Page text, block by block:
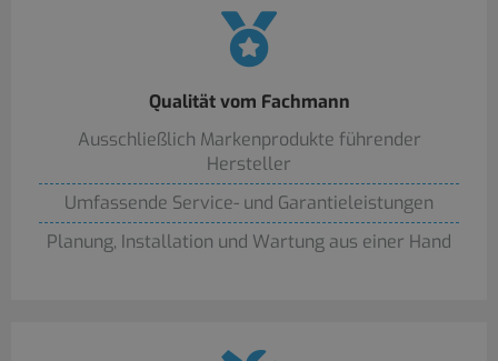
Qualität vom Fachmann
Ausschließlich Markenprodukte führender
Hersteller
Umfassende Service- und Garantieleistungen
Planung, Installation und Wartung aus einer Hand